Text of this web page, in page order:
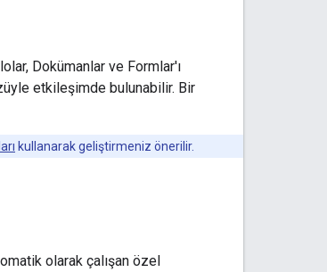
Dokümanlar ve Formlar'ı
etkileşimde bulunabilir. Bir
kullanarak geliştirmeniz önerilir.
olarak çalışan özel